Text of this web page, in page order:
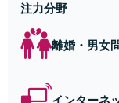
注力分野
離婚・男女
インターネ